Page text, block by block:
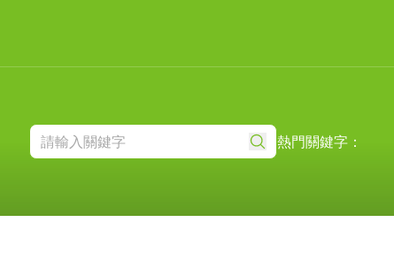
熱門關鍵字：